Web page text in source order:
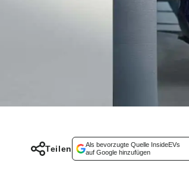
Als bevorzugte Quelle InsideEVs
auf Google hinzufügen
Teilen